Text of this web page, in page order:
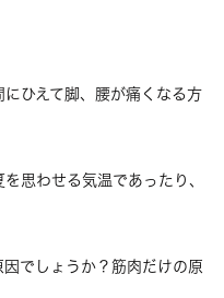
ひえて脚、腰が痛くなる方
思わせる気温であったり、
でしょうか？筋肉だけの原